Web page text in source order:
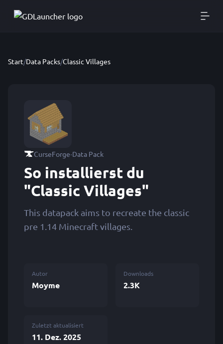
Start/Data Packs/Classic Villages
CurseForge·Data Pack
So installierst du
"Classic Villages"
This datapack aims to recreate the classic
pre 1.14 Minecraft villages.
Autor
Moyme
Downloads
2.3K
Zuletzt aktualisiert
11. Dez. 2025